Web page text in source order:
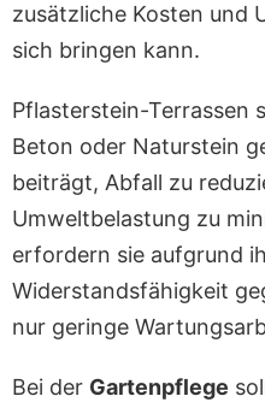
zusätzliche Kosten und
sich bringen kann.
Pflasterstein-Terrassen
Beton oder Naturstein
beiträgt, Abfall zu
Umweltbelastung zu
erfordern sie aufgrund
Widerstandsfähigkeit
nur geringe
Bei der Gartenpflege